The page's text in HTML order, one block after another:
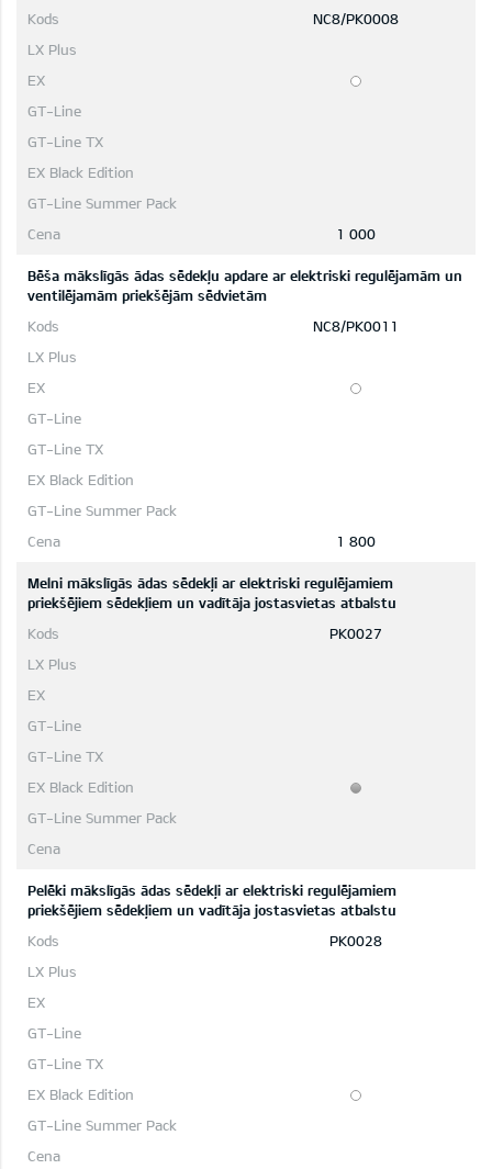
NC8/PK0008
1 000
Bēša mākslīgās ādas sēdekļu apdare ar elektriski regulējamām un
ventilējamām priekšējām sēdvietām
NC8/PK0011
1 800
Melni mākslīgās ādas sēdekļi ar elektriski regulējamiem
priekšējiem sēdekļiem un vadītāja jostasvietas atbalstu
PK0027
Pelēki mākslīgās ādas sēdekļi ar elektriski regulējamiem
priekšējiem sēdekļiem un vadītāja jostasvietas atbalstu
PK0028